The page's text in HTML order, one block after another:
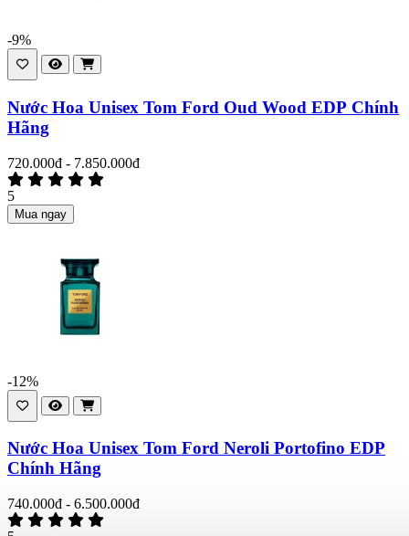
-9%
Nước Hoa Unisex Tom Ford Oud Wood EDP Chính
Hãng
720.000đ - 7.850.000đ
5
Mua ngay
-12%
Nước Hoa Unisex Tom Ford Neroli Portofino EDP
Chính Hãng
740.000đ - 6.500.000đ